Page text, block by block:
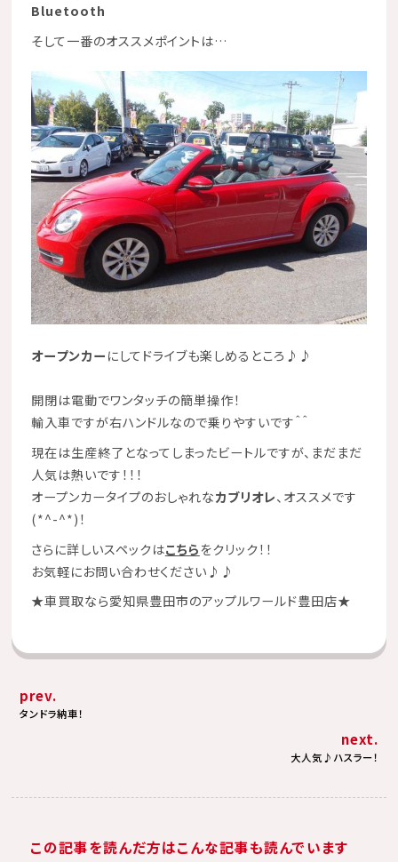
Bluetooth
そして一番のオススメポイントは…
オープンカーにしてドライブも楽しめるところ ♪♪
開閉は電動でワンタッチの簡単操作！
輸入車ですが右ハンドルなので乗りやすいです＾＾
現在は生産終了となってしまったビートルですが、まだまだ
人気は熱いです！！！
オープンカータイプのおしゃれなカブリオレ、オススメです
(*^-^*)！
さらに詳しいスペックはこちらをクリック！！
お気軽にお問い合わせください♪♪
★車買取なら愛知県豊田市のアップルワールド豊田店★
prev.
タンドラ納車！
next.
大人気♪ハスラー！
この記事を読んだ方はこんな記事も読んでいます